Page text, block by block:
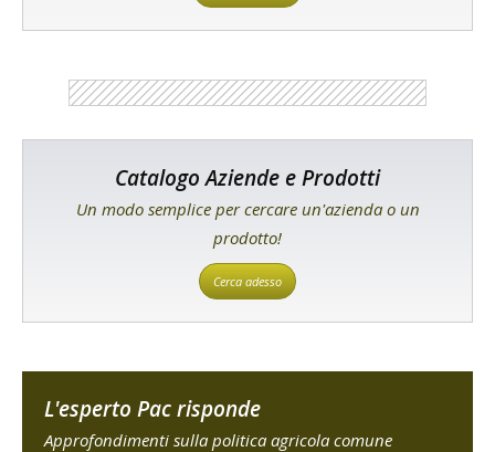
Catalogo Aziende e Prodotti
Un modo semplice per cercare un'azienda o un
prodotto!
Cerca adesso
L'esperto Pac risponde
Approfondimenti sulla politica agricola comune